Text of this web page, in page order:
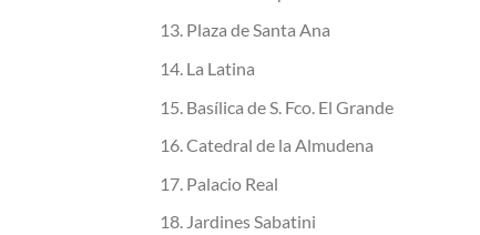
Plaza de Santa Ana
La Latina
Basílica de S. Fco. El Grande
Catedral de la Almudena
Palacio Real
Jardines Sabatini